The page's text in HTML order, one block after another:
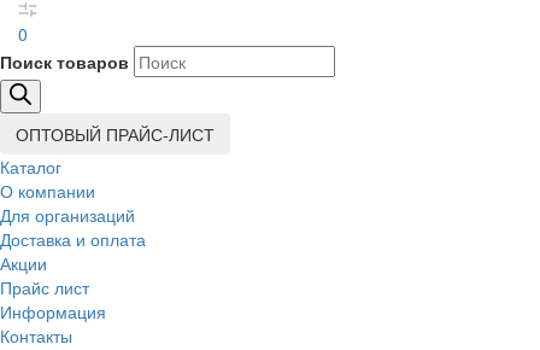
0
Поиск товаров
ОПТОВЫЙ ПРАЙС-ЛИСТ
Каталог
О компании
Для организаций
Доставка и оплата
Акции
Прайс лист
Информация
Контакты